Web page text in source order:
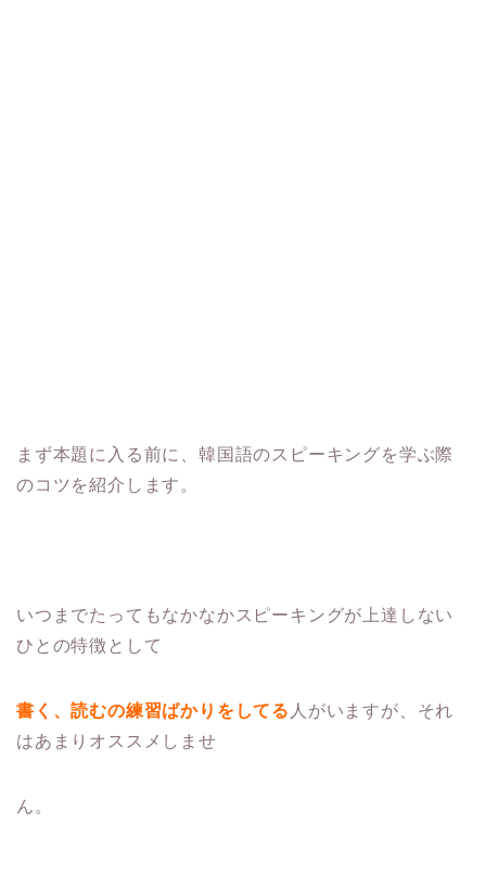
まず本題に入る前に、韓国語のスピーキングを学ぶ際
のコツを紹介します。
いつまでたってもなかなかスピーキングが上達しない
ひとの特徴として
書く、読むの練習ばかりをしてる 人がいますが、それ
はあまりオススメしませ
ん。